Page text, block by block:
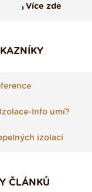
Více zde
Info umí?
izolací
ČLÁNKŮ